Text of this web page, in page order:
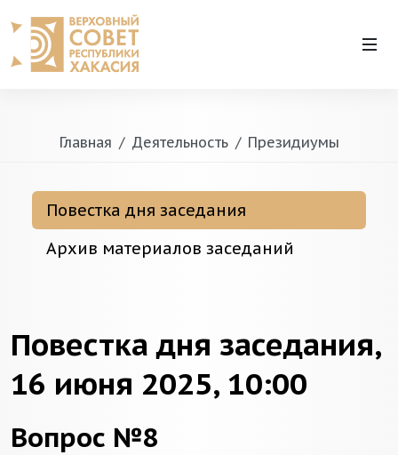
Главная Деятельность Президиумы
Повестка дня заседания
Архив материалов заседаний
Повестка дня заседания,
16 июня 2025, 10:00
Вопрос №8